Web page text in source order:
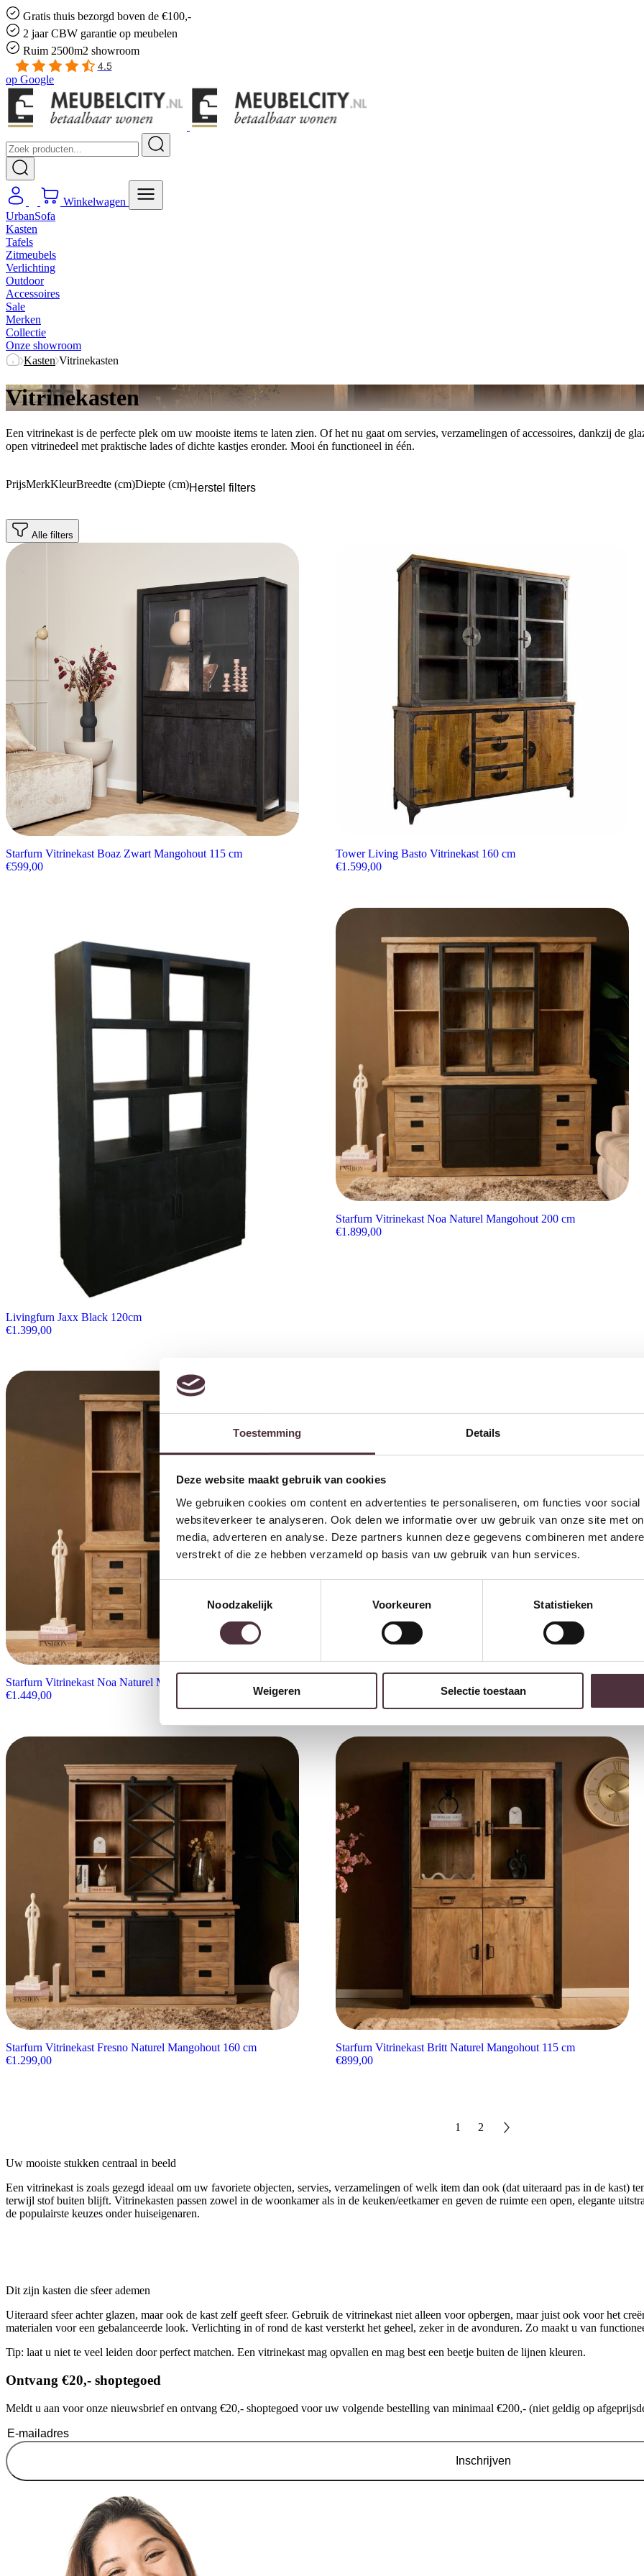
Toestemming Details
Deze website maakt gebruik van cookies
We gebruiken cookies om content en advertenties te personaliseren, om functies voor social
websiteverkeer te analyseren. Ook delen we informatie over uw gebruik van onze site met
media, adverteren en analyse. Deze partners kunnen deze gegevens combineren met
verstrekt of die ze hebben verzameld op basis van uw gebruik van hun services.
Noodzakelijk
Voorkeuren Statistieken
Weigeren Selectie toestaan
Gratis thuis bezorgd boven de €100,-
2 jaar CBW garantie op meubelen
Ruim 2500m2 showroom
4.5
op Google
Winkelwagen
UrbanSofa
Kasten
Tafels
Zitmeubels
Verlichting
Outdoor
Accessoires
Sale
Merken
Collectie
Onze showroom
Kasten Vitrinekasten
Vitrinekasten
Een vitrinekast is de perfecte plek om uw mooiste items te laten zien. Of het nu gaat om servies, verzamelingen of accessoires, dankzij de
open vitrinedeel met praktische lades of dichte kastjes eronder. Mooi én functioneel in één.
PrijsMerkKleurBreedte (cm)Diepte (cm)Herstel filters
Alle filters
Starfurn Vitrinekast Boaz Zwart Mangohout 115 cm
€599,00
Tower Living Basto Vitrinekast 160 cm
€1.599,00
Livingfurn Jaxx Black 120cm
€1.399,00
Starfurn Vitrinekast Noa Naturel Mangohout 200 cm
€1.899,00
Starfurn Vitrinekast Noa Naturel Mangohout 160 cm
€1.449,00
Starfurn Vitrinekast Fresno Naturel Mangohout 160 cm
€1.299,00
Starfurn Vitrinekast Britt Naturel Mangohout 115 cm
€899,00
1 2
Uw mooiste stukken centraal in beeld
Een vitrinekast is zoals gezegd ideaal om uw favoriete objecten, servies, verzamelingen of welk item dan ook (dat uiteraard pas in de kast)
terwijl stof buiten blijft. Vitrinekasten passen zowel in de woonkamer als in de keuken/eetkamer en geven de ruimte een open, elegante
de populairste keuzes onder huiseigenaren.
Dit zijn kasten die sfeer ademen
Uiteraard sfeer achter glazen, maar ook de kast zelf geeft sfeer. Gebruik de vitrinekast niet alleen voor opbergen, maar juist ook voor het
materialen voor een gebalanceerde look. Verlichting in of rond de kast versterkt het geheel, zeker in de avonduren. Zo maakt u van
Tip: laat u niet te veel leiden door perfect matchen. Een vitrinekast mag opvallen en mag best een beetje buiten de lijnen kleuren.
Ontvang €20,- shoptegoed
Meldt u aan voor onze nieuwsbrief en ontvang €20,- shoptegoed voor uw volgende bestelling van minimaal €200,- (niet geldig op
Inschrijven